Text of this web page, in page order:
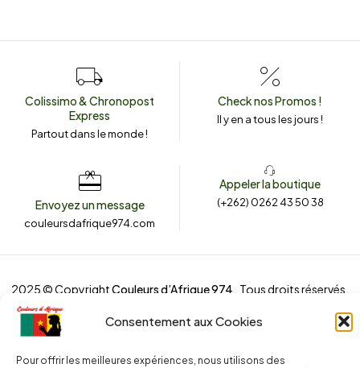
Consentement aux Cookies
Pour offrir les meilleures expériences, nous utilisons des
Colissimo & Chronopost
Express
Partout dans le monde !
Check nos Promos !
Il y en a tous les jours !
Envoyez un message
couleursdafrique974.com
Appeler la boutique
(+262) 0262 43 50 38
2025 © CopyrightCouleurs d’Afrique 974 . Tous droits réservés.